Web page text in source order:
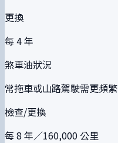
更換
每 4 年
煞車油狀況
常拖車或山路駕駛需更頻繁
檢查/更換
每 8 年／160,000 公里